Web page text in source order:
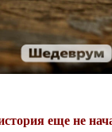
еще не